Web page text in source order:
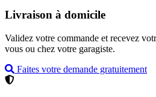
Livraison à domicile
Validez votre commande et recevez
vous ou chez votre garagiste.
Faites votre demande gratuitement